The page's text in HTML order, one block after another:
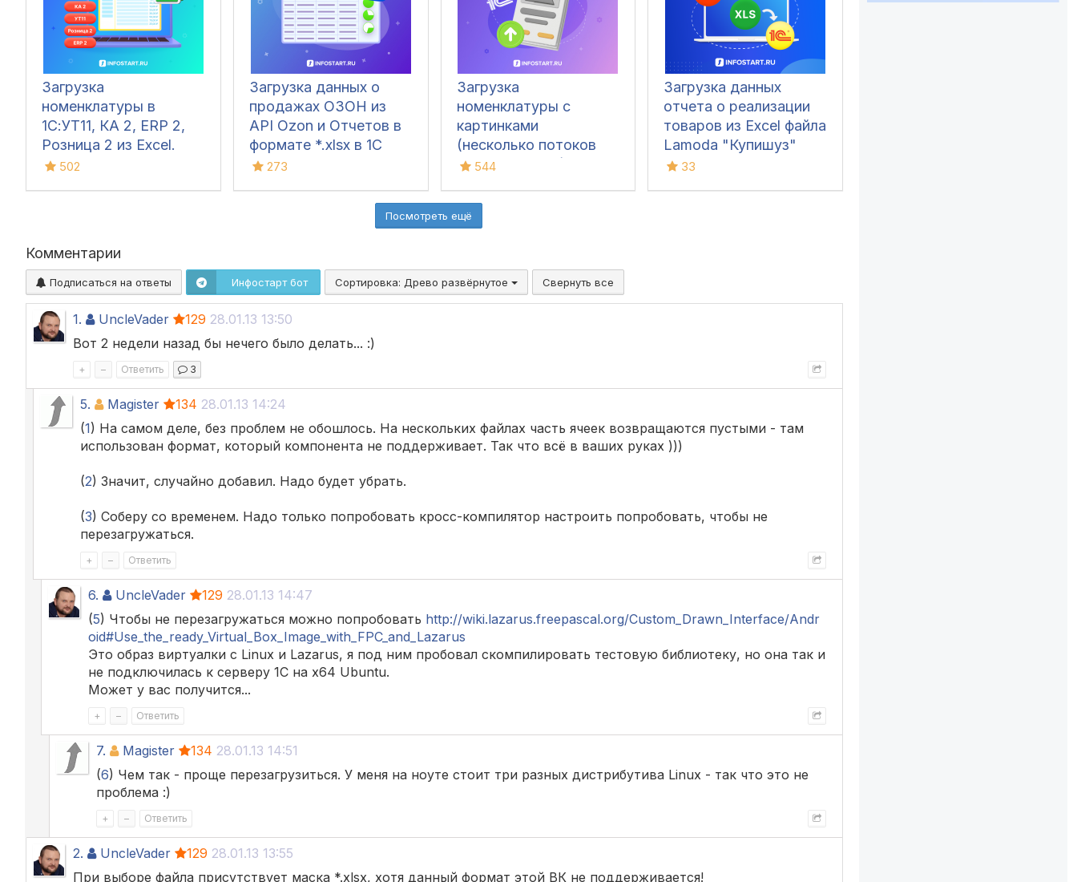
Загрузка
номенклатуры в
1С:УТ11, КА 2, ERP 2,
Розница 2 из Excel.
Дополнительные
502
Загрузка данных о
продажах ОЗОН из
API Ozon и Отчетов в
формате *.xlsx в 1С
документ «Отчет
273
Загрузка
номенклатуры c
картинками
(несколько потоков
одновременно) и
данными в базу и
любые документы из
(все), БП 3, КА 2, ERP
2, УНФ 1.6/3.0,
544
Загрузка данных
отчета о реализации
товаров из Excel файла
Lamoda "Купишуз"
33
Посмотреть ещё
Комментарии
Подписаться на ответы Инфостарт бот Сортировка: Древо развёрнутое Свернуть все
1. UncleVader 129 28.01.13 13:50
Вот 2 недели назад бы нечего было делать... :)
+ – Ответить 3
5. Magister 134 28.01.13 14:24
(1) На самом деле, без проблем не обошлось. На нескольких файлах часть ячеек возвращаются пустыми - там
использован формат, который компонента не поддерживает. Так что всё в ваших руках )))
(2) Значит, случайно добавил. Надо будет убрать.
(3) Соберу со временем. Надо только попробовать кросс-компилятор настроить попробовать, чтобы не
перезагружаться.
+ – Ответить
6. UncleVader 129 28.01.13 14:47
(5) Чтобы не перезагружаться можно попробовать http://wiki.lazarus.freepascal.org/Custom_Drawn_Interface/Andr
oid#Use_the_ready_Virtual_Box_Image_with_FPC_and_Lazarus
Это образ виртуалки с Linux и Lazarus, я под ним пробовал скомпилировать тестовую библиотеку, но она так и
не подключилась к серверу 1С на x64 Ubuntu.
Может у вас получится...
+ – Ответить
7. Magister 134 28.01.13 14:51
(6) Чем так - проще перезагрузиться. У меня на ноуте стоит три разных дистрибутива Linux - так что это не
проблема :)
+ – Ответить
2. UncleVader 129 28.01.13 13:55
При выборе файла присутствует маска *.xlsx, хотя данный формат этой ВК не поддерживается!